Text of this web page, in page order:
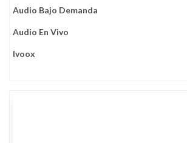
Audio Bajo Demanda
Audio En Vivo
Ivoox